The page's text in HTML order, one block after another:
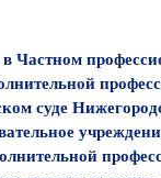
суде